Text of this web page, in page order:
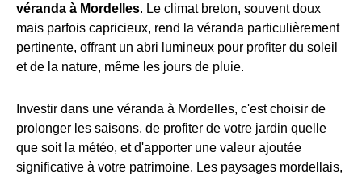
véranda à Mordelles. Le climat breton, souvent doux
mais parfois capricieux, rend la véranda particulièrement
pertinente, offrant un abri lumineux pour profiter du soleil
et de la nature, même les jours de pluie.
Investir dans une véranda à Mordelles, c'est choisir de
prolonger les saisons, de profiter de votre jardin quelle
que soit la météo, et d'apporter une valeur ajoutée
significative à votre patrimoine. Les paysages mordellais,